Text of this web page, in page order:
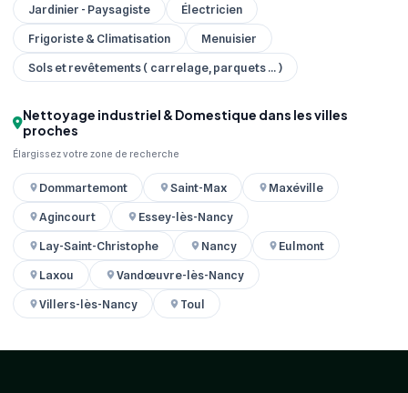
Jardinier - Paysagiste
Électricien
Frigoriste & Climatisation
Menuisier
Sols et revêtements ( carrelage, parquets ... )
Nettoyage industriel & Domestique dans les villes
proches
Élargissez votre zone de recherche
Dommartemont Saint-Max
Maxéville
Agincourt
Essey-lès-Nancy
Lay-Saint-Christophe
Nancy
Eulmont
Laxou
Vandœuvre-lès-Nancy
Villers-lès-Nancy
Toul